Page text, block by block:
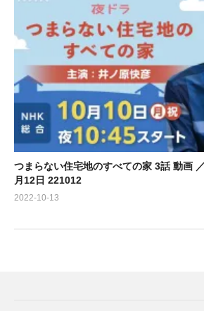
つまらない住宅地のすべての家 3話 動画
月12日 221012
2022-10-13